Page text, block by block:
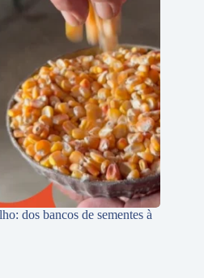
dos bancos de sementes à